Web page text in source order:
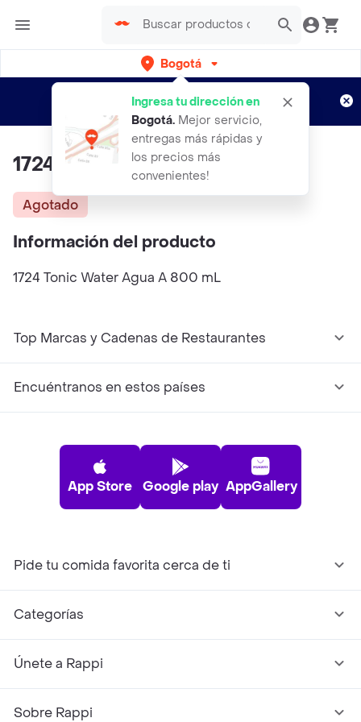
Bogotá
Ingresa tu dirección en
Bogotá. Mejor servicio,
entregas más rápidas y
los precios más
convenientes!
envíos gratis por semanas
Aplican TyC
1724 Tonic Water Agua A
Agotado
Información del producto
1724 Tonic Water Agua A 800 mL
Top Marcas y Cadenas de Restaurantes
Encuéntranos en estos países
App Store Google play AppGallery
Pide tu comida favorita cerca de ti
Categorías
Únete a Rappi
Sobre Rappi